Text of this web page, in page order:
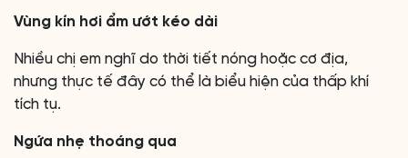
Vùng kín hơi ẩm ướt kéo dài
Nhiều chị em nghĩ do thời tiết nóng hoặc cơ địa,
nhưng thực tế đây có thể là biểu hiện của thấp khí
tích tụ.
Ngứa nhẹ thoáng qua